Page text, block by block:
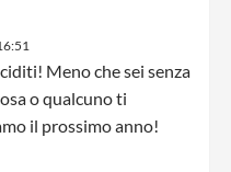
Meno che sei senza
o qualcuno ti
il prossimo anno!